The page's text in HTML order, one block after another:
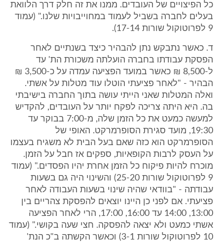
כל הפיצויים של העובדים. ממנו את זה חלק דרך הלוואת
בעלים לחברה בשביל לעמוד במחוייבויות שלנו." (עמוד
9 לפרוטוקול שורות 17-14).
ד. כאשר נתבקש נתן להבהיר כיצד בשנתיים לאחר
הפסקת עבודתו בחברה הועלתה משכורת הת' עד
ל-8,500 ₪ כאשר במועד הפציעה עמדה על כ-3,500 ₪
הבהיר - "לאחר פציעתי הוטלו עוד מטלות על אשתי.
ואלה המטלות שאני הייתי עושה בתוך החברה בישיבתי
בה. היא היתה צריכה לפקח יותר על העובדים, להקדיש
למעשה כמעט את כל הזמן שלה, מ-7:00 בבוקר עד
19:30, מועד סגירת הסופרמרקט. האופי של
הסופרמרקט הוא כזה שאם בעל הבית לא משגיח בעצמו
על העסק לרבות הקופאיות, ספקים אז חבל על הזמן.
מוכרח להיות פיקוח כל הזמן אחרת יהיו הפסדים." (עמוד
9 לפרוטוקול שורות 25-20) והשינוי היה גם בשעות
עבודתה - "בוודאי שהיה שינוי בשעות העבודה לאחר
פציעתי. אם לפני כן היינו יוצאים להפסקת צהריים בין
13:00, 14:00 עד 16:00, 17:00, הרי לאחר הפציעה
אשתי כמעט ולא יצאה להפסקה. חצי שעה בקושי." (עמוד
10 לפרוטוקול שורות 3-1) וכאשר הקשתה ב"כ הנת'